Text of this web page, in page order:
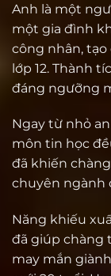
Anh là một
một gia đình
công nhân,
lớp 12. Thành
đáng ngưỡng
Ngay từ nhỏ
môn tin học
đã khiến
chuyên ngành
Năng khiếu
đã giúp chàng
may mắn